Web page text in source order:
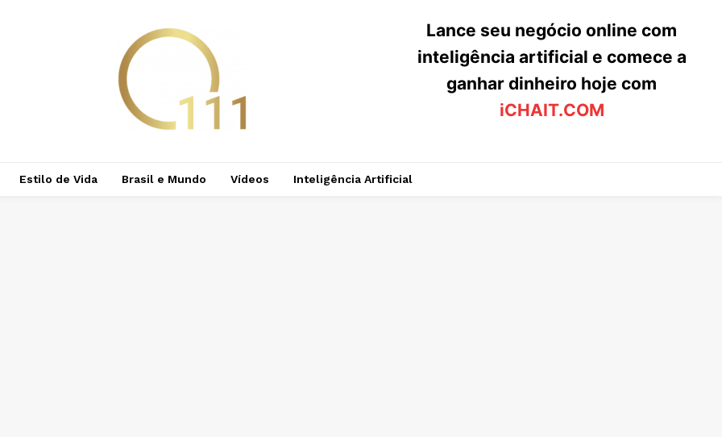
Lance seu negócio online com
inteligência artificial e comece a
ganhar dinheiro hoje com
iCHAIT.COM
Estilo de Vida Brasil e Mundo Vídeos Inteligência Artificial